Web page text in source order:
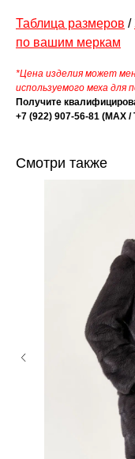
Таблица размеров /
по вашим меркам
*Цена изделия может
используемого меха для
Получите
+7 (922) 907-56-81 (МАХ /
Смотри также